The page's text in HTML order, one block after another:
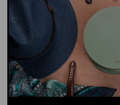
Avainsanat
Tekla, pyjamashortsit, unisex